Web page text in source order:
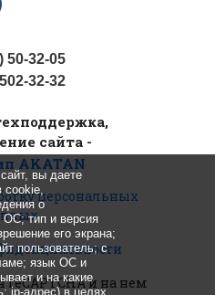
50-32-05
32-32
сайта -
персональных
reCAPTCHAи на нем
вы даете
cookie,
о
ОС; тип и версия
его экрана;
пользователь; с
язык ОС и
и на какие
ip-адрес) в целях